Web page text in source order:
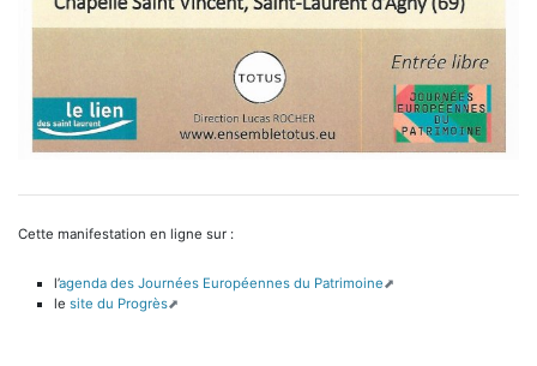
Cette manifestation en ligne sur :
l’agenda des Journées Européennes du Patrimoine
le site du Progrès